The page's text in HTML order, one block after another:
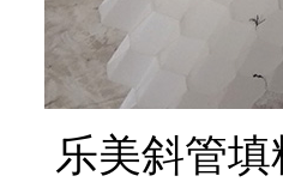
乐美斜管